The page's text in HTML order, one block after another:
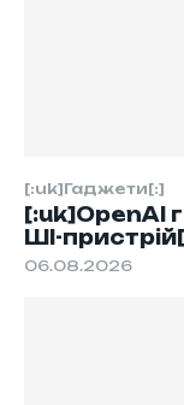
[:uk]Гаджети[:]
[:uk]OpenAI
ШІ-
06.08.2026